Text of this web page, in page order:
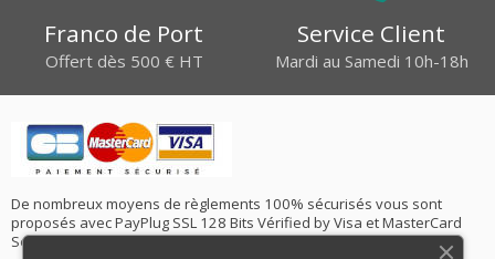
Franco de Port
Offert dès 500 € HT
Service Client
Mardi au Samedi 10h-18h
De nombreux moyens de règlements 100% sécurisés vous sont
proposés avec PayPlug SSL 128 Bits Vérified by Visa et MasterCard
SecureCode ainsi que le Virement Bancaire SEPA !